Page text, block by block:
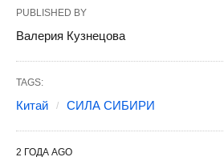
PUBLISHED BY
Валерия Кузнецова
TAGS:
Китай СИЛА СИБИРИ
2 ГОДА AGO